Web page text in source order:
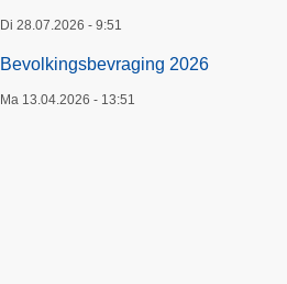
Di 28.07.2026 - 9:51
Bevolkingsbevraging 2026
Ma 13.04.2026 - 13:51